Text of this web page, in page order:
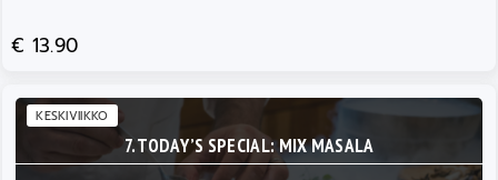
€ 13.90
7. TODAY’S SPECIAL: MIX MASALA
KESKIVIIKKO